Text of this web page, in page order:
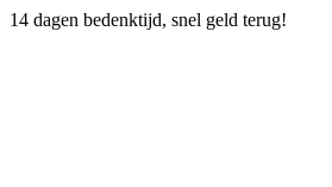
14 dagen bedenktijd, snel geld terug!